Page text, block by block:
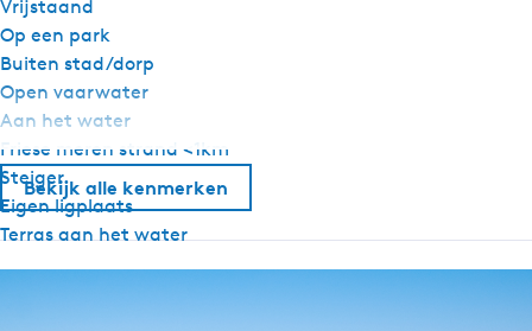
Vrijstaand
Op een park
Buiten stad/dorp
Open vaarwater
Aan het water
Friese meren strand <1km
Steiger
Eigen ligplaats
Terras aan het water
Bekijk alle kenmerken